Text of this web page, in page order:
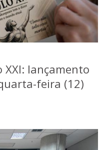
XXI: lançamento
feira (12)